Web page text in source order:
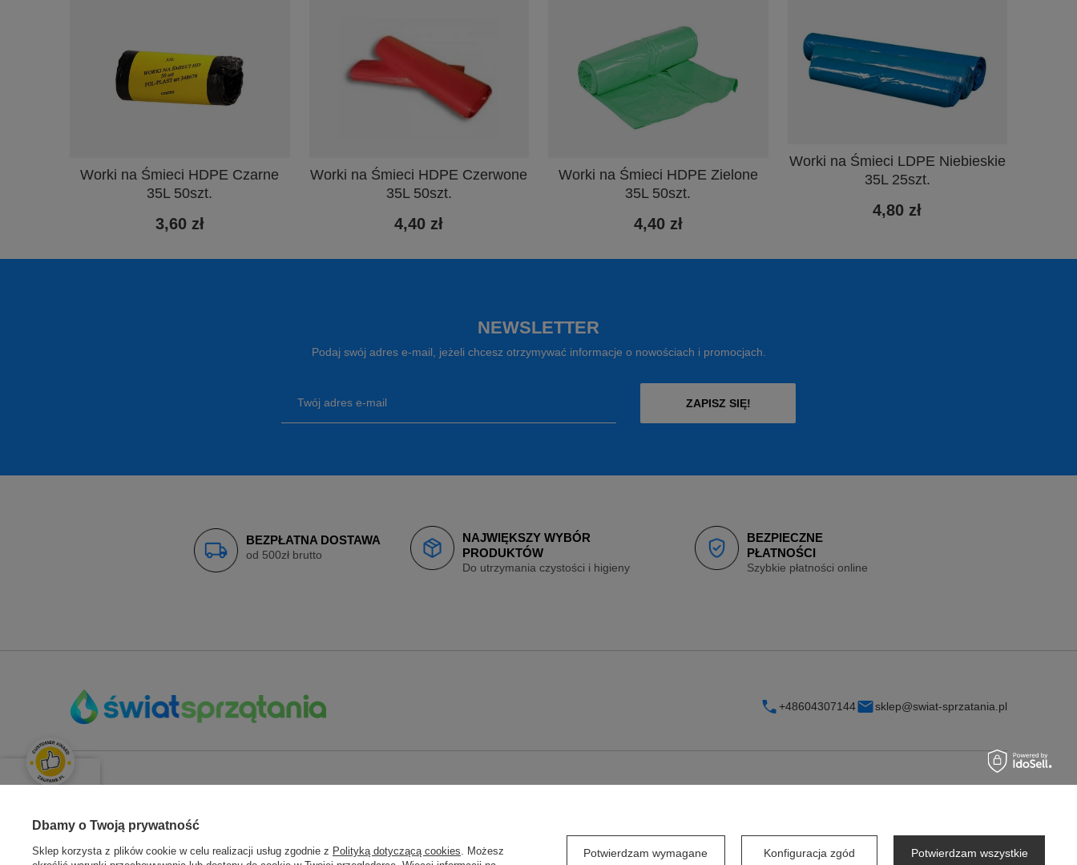
Świetnie
Worki na Śmieci HDPE Czarne
35L 50szt.
3,60 zł
Worki na Śmieci HDPE Czerwone
35L 50szt.
4,40 zł
Worki na Śmieci HDPE Zielone
35L 50szt.
4,40 zł
Worki na Śmieci LDPE Niebieskie
35L 25szt.
4,80 zł
NEWSLETTER
Podaj swój adres e-mail, jeżeli chcesz otrzymywać informacje o nowościach i promocjach.
Twój adres e-mail ZAPISZ SIĘ!
BEZPŁATNA DOSTAWA
od 500zł brutto
NAJWIĘKSZY WYBÓR
PRODUKTÓW
Do utrzymania czystości i higieny
BEZPIECZNE
PŁATNOŚCI
Szybkie płatności online
+48604307144 sklep@swiat-sprzatania.pl
Status zamówienia
Śledzenie przesyłki
Moje zamówienia
Wysyłka
Sposoby płatności
O firmie
Współpraca dla firm
Dbamy o Twoją prywatność
Sklep korzysta z plików cookie w celu realizacji usług zgodnie z Polityką dotyczącą cookies . Możesz
Potwierdzam wymagane Konfiguracja zgód Potwierdzam wszystkie